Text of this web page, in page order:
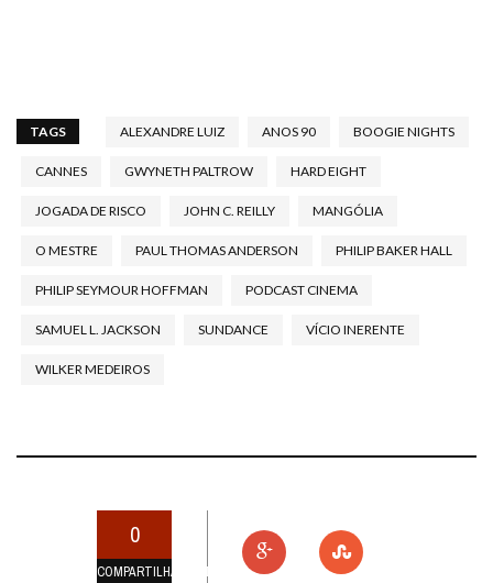
TAGS ALEXANDRE LUIZ ANOS 90 BOOGIE NIGHTS
CANNES GWYNETH PALTROW HARD EIGHT
JOGADA DE RISCO JOHN C. REILLY MANGÓLIA
O MESTRE PAUL THOMAS ANDERSON PHILIP BAKER HALL
PHILIP SEYMOUR HOFFMAN PODCAST CINEMA
SAMUEL L. JACKSON SUNDANCE VÍCIO INERENTE
WILKER MEDEIROS
0
COMPARTILHAMENTOS